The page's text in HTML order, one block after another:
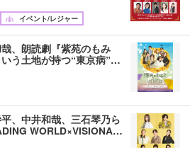
イベント/レジャー
、朗読劇『紫苑のもみ
う土地が持つ“東京病”…
、中井和哉、三石琴乃ら
WORLD×VISIONA…